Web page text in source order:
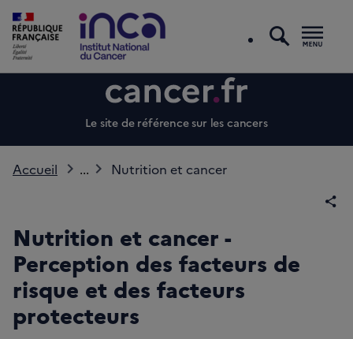
Le site de référence sur les cancers
Accueil ... Nutrition et cancer
Nutrition et cancer -
Perception des facteurs de
risque et des facteurs
protecteurs